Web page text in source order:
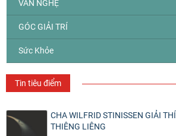
VĂN NGHỆ
GÓC GIẢI TRÍ
Sức Khỏe
Tin tiêu điểm
CHA WILFRID STINISSEN GIẢI
THIÊNG LIÊNG